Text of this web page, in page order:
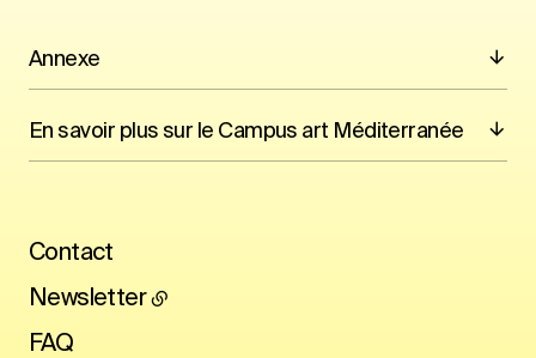
Annexe
En savoir plus sur le Campus art Méditerranée
Contact
Newsletter
FAQ